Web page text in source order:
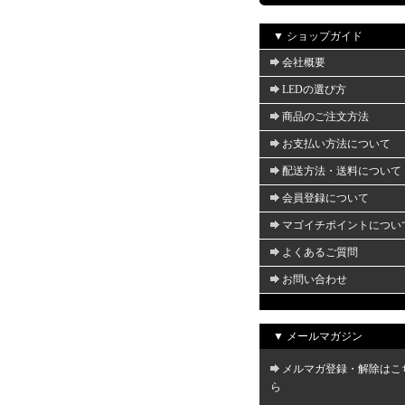
▼ ショップガイド
会社概要
LEDの選び方
商品のご注文方法
お支払い方法について
配送方法・送料について
会員登録について
マゴイチポイントについ
よくあるご質問
お問い合わせ
▼ メールマガジン
メルマガ登録・解除はこ
ら